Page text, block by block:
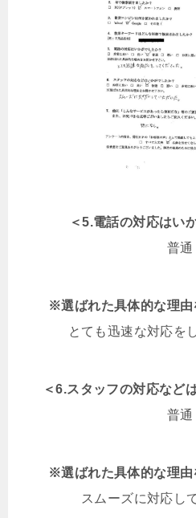
＜5.電話の対応はい
普通
※選ばれた具体的な理由
とても迅速な対応を
＜6.スタッフの対応など
普通
※選ばれた具体的な理由
スムーズに対応し